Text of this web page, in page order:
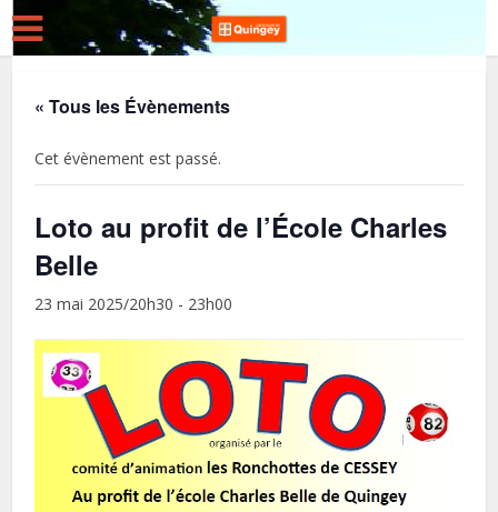
« Tous les Évènements
Cet évènement est passé.
Loto au profit de l’École Charles
Belle
23 mai 2025/20h30 - 23h00